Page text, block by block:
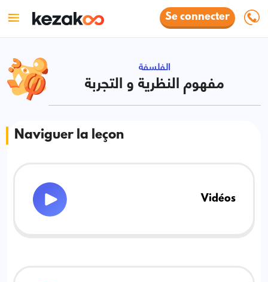
Se connecter
الفلسفة
مفهوم النظرية و التجربة
Naviguer la leçon
Vidéos